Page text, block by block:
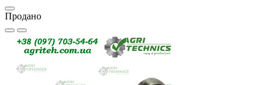
Продано